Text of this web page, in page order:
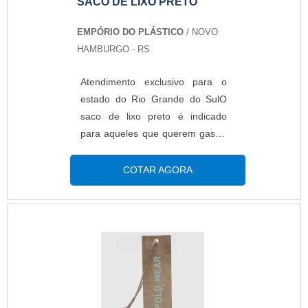
com resina, que faz toda a
que atuam em cinemas, fast
foods, restaurantes, lanchonetes,
buffet, escritórios, empresas,
hospitais, eventos corporativos,
casas noturnas, baladas, dentre
EMPÓRIO DO PLÁSTICO/ NOVO
HAMBURGO - RS
Atendimento exclusivo para o
estado do Rio Grande do SulO
saco de lixo preto é indicado
para aqueles que querem gastar
armazena diversos resíduos,
porém se você está procurando
um saco mais reforçado, a
todas espessuras
possíveis. MAIS DETALHES
IMPORTANTES SOBRE O
PRODUTOEstes sacos de lixo
pretos são muito utilizados em
COTAR AGORA